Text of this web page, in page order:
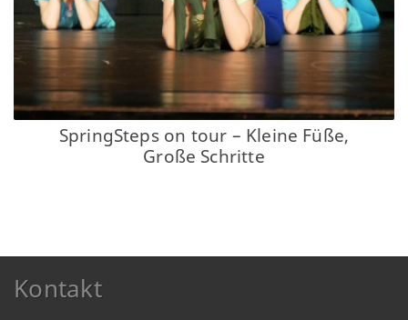
SpringSteps on tour – Kleine Füße,
Große Schritte
Kontakt